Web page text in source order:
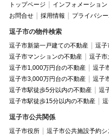
トップページ インフォメーション
お問合せ
採用情報 プライバシ
逗子市の物件検索
逗子市新築一戸建ての不動産
逗子
逗子市マンションの不動産
逗子市
逗子市1,000万円台の不動産
逗子
逗子市3,000万円台の不動産
逗子
逗子市駅徒歩5分以内の不動産
逗
逗子市駅徒歩15分以内の不動産
逗子市公共関係
逗子市役所 逗子市公共施設予約シ